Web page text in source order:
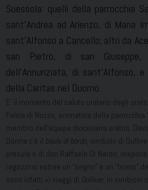
Suessola: quelli della parrocchia
sant’Andrea ad Arienzo, di Maria
sant’Alfonso a Cancello; altri da
san Pietro, di san
dell’Annunziata, di sant’Alfonso,
della Caritas nel Duomo.
E’ il momento del saluto unitario degli
Felice di Nuzzo, animatore della
membro dell’equipe diocesana oratori.
Donna c’è il baule di bordo , simbolo di
presule e di don Raffaele Di Nardo,
ragazzino estrae un “segno” e un “brano”
sono infatti «i viaggi di Gulliver , in simbiosi